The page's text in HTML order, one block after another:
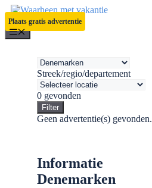
Ga
naar
de
inhoud
Plaats gratis advertentie
Menu
Streek/regio/departement
0 gevonden
Filter
Geen advertentie(s) gevonden.
Informatie
Denemarken